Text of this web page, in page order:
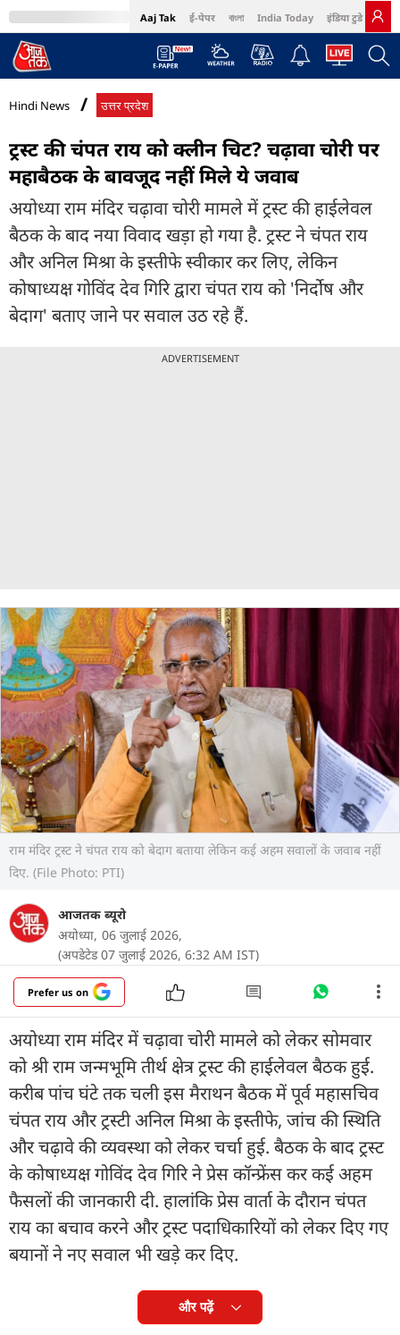
Aaj Tak ई-पेपर বাংলা India Today इंडिया टुडे हिंदी
MumbaiTak Cosmopolitan Harper's Bazaar Northeast
Hindi News उत्तर प्रदेश
ट्रस्ट की चंपत राय को क्लीन चिट? चढ़ावा चोरी पर
महाबैठक के बावजूद नहीं मिले ये जवाब
अयोध्या राम मंदिर चढ़ावा चोरी मामले में ट्रस्ट की हाईलेवल
बैठक के बाद नया विवाद खड़ा हो गया है. ट्रस्ट ने चंपत राय
और अनिल मिश्रा के इस्तीफे स्वीकार कर लिए, लेकिन
कोषाध्यक्ष गोविंद देव गिरि द्वारा चंपत राय को 'निर्दोष और
बेदाग' बताए जाने पर सवाल उठ रहे हैं.
ADVERTISEMENT
राम मंदिर ट्रस्ट ने चंपत राय को बेदाग बताया लेकिन कई अहम सवालों के जवाब नहीं
दिए. (File Photo: PTI)
आजतक ब्यूरो
अयोध्या, 06 जुलाई 2026,
(अपडेटेड 07 जुलाई 2026, 6:32 AM IST)
Prefer us on
अयोध्या राम मंदिर में चढ़ावा चोरी मामले को लेकर सोमवार
को श्री राम जन्मभूमि तीर्थ क्षेत्र ट्रस्ट की हाईलेवल बैठक हुई.
करीब पांच घंटे तक चली इस मैराथन बैठक में पूर्व महासचिव
चंपत राय और ट्रस्टी अनिल मिश्रा के इस्तीफे, जांच की स्थिति
और चढ़ावे की व्यवस्था को लेकर चर्चा हुई. बैठक के बाद ट्रस्ट
के कोषाध्यक्ष गोविंद देव गिरि ने प्रेस कॉन्फ्रेंस कर कई अहम
फैसलों की जानकारी दी. हालांकि प्रेस वार्ता के दौरान चंपत
राय का बचाव करने और ट्रस्ट पदाधिकारियों को लेकर दिए गए
बयानों ने नए सवाल भी खड़े कर दिए.
और पढ़ें